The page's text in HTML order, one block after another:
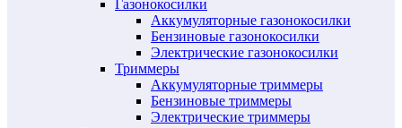
Газонокосилки
Аккумуляторные газонокосилки
Бензиновые газонокосилки
Электрические газонокосилки
Триммеры
Аккумуляторные триммеры
Бензиновые триммеры
Электрические триммеры